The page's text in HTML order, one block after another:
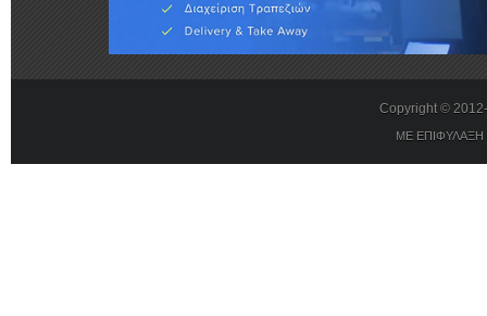
Copyright ©
ΜΕ